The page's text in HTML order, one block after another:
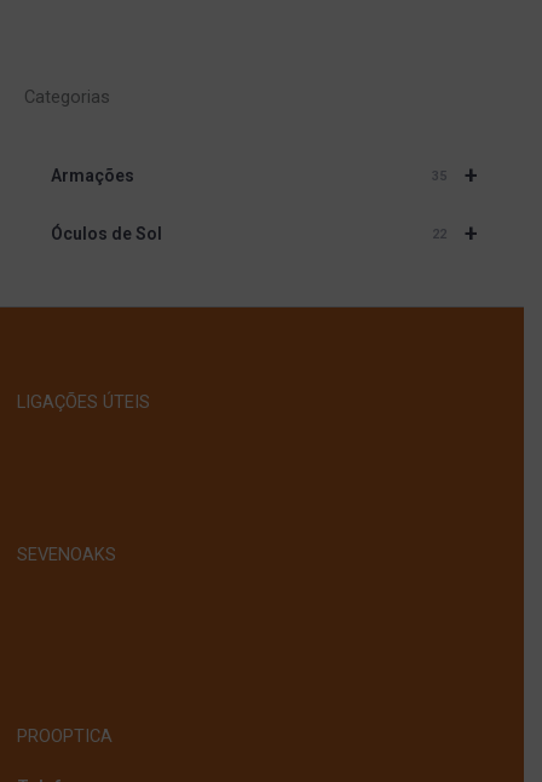
Categorias
+
Armações 35
+
Óculos de Sol 22
LIGAÇÕES ÚTEIS
SEVENOAKS
PROOPTICA